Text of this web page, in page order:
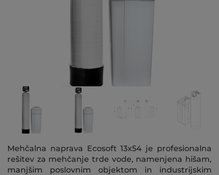
Mehčalna naprava Ecosoft 13x54 je profesionalna
rešitev za mehčanje trde vode, namenjena hišam,
manjšim poslovnim objektom in industrijskim